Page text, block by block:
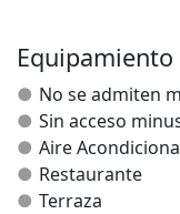
baño y terraza.
escapada romántica.
Equipamiento
No se admiten
Sin acceso
Aire
Restaurante
Terraza